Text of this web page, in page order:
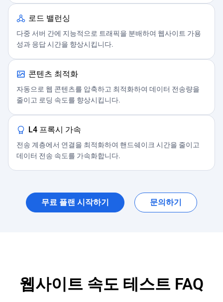
로드 밸런싱
다중 서버 간에 지능적으로 트래픽을 분배하여 웹사이트 가용
성과 응답 시간을 향상시킵니다.
콘텐츠 최적화
자동으로 웹 콘텐츠를 압축하고 최적화하여 데이터 전송량을
줄이고 로딩 속도를 향상시킵니다.
L4 프록시 가속
전송 계층에서 연결을 최적화하여 핸드쉐이크 시간을 줄이고
데이터 전송 속도를 가속화합니다.
무료 플랜 시작하기 문의하기
웹사이트 속도 테스트 FAQ